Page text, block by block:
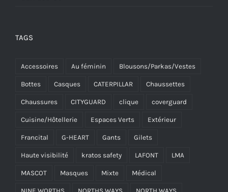
TAGS
Accessoires Au féminin Blousons/Parkas/Vestes
Bottes Casques CATERPILLAR Chaussettes
Chaussures CITYGUARD clique coverguard
Cuisine/Hôtellerie Espaces Verts Extérieur
Francital G-HEART Gants Gilets
Haute visibilité kratos safety LAFONT LMA
MASCOT Masques Mixte Médical